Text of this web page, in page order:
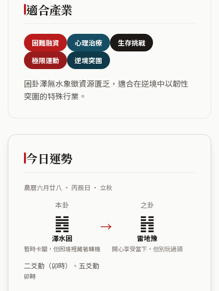
適合產業
困難融資 心理治療
生存挑戰
極限運動
逆境突圍
困卦澤無水象徵資源匱乏，適合在逆境中以韌性
突圍的特殊行業。
今日運勢
農曆六月廿八 ・ 丙辰日 ・ 立秋
本卦
䷮
澤水困
暫時卡關，但困境裡藏著轉機
→
之卦
䷏
雷地豫
開心享受當下，但別玩過頭
二爻動（卯時）、五爻動
卯時